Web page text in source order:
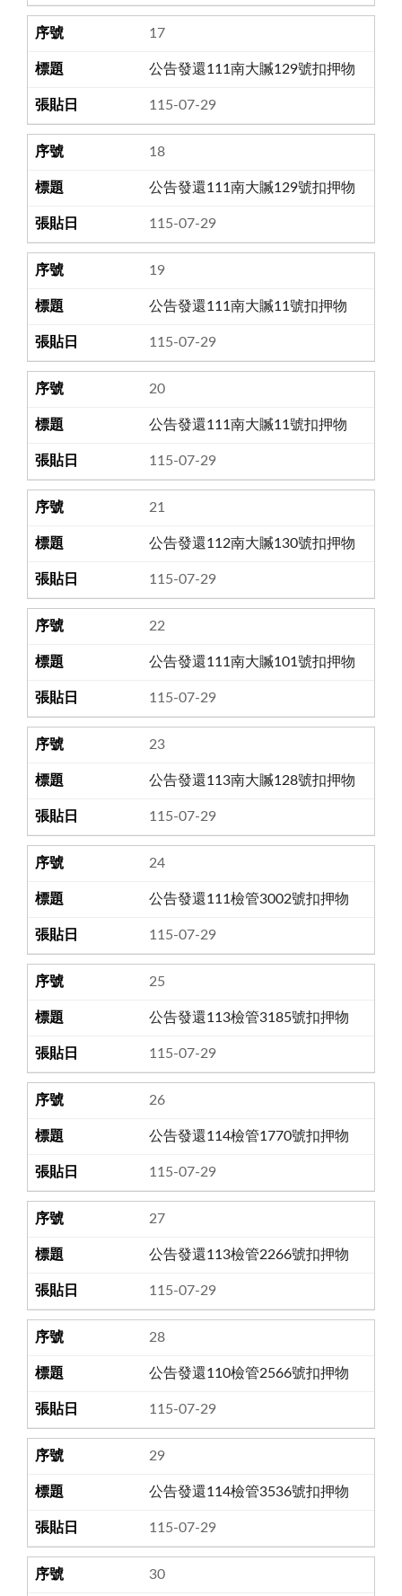
17
公告發還111南大贓129號扣押物
115-07-29
18
公告發還111南大贓129號扣押物
115-07-29
19
公告發還111南大贓11號扣押物
115-07-29
20
公告發還111南大贓11號扣押物
115-07-29
21
公告發還112南大贓130號扣押物
115-07-29
22
公告發還111南大贓101號扣押物
115-07-29
23
公告發還113南大贓128號扣押物
115-07-29
24
公告發還111檢管3002號扣押物
115-07-29
25
公告發還113檢管3185號扣押物
115-07-29
26
公告發還114檢管1770號扣押物
115-07-29
27
公告發還113檢管2266號扣押物
115-07-29
28
公告發還110檢管2566號扣押物
115-07-29
29
公告發還114檢管3536號扣押物
115-07-29
30